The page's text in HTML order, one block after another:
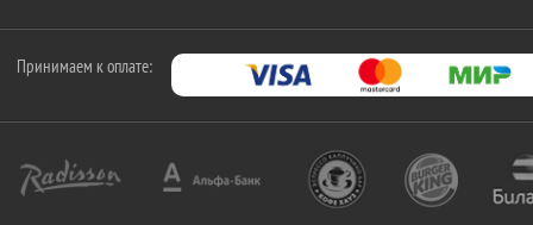
Принимаем к оплате: